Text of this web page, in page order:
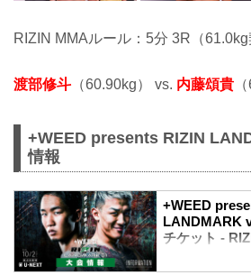
RIZIN MMAルール：5分 3R（61.0kg
渡部修斗 （60.90kg） vs. 内藤頌貴
+WEED presents RIZIN
情報
+WEED
LANDMARK
チケット -